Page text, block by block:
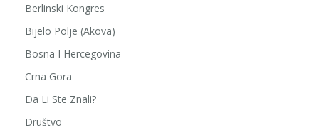
Berlinski Kongres
Bijelo Polje (Akova)
Bosna I Hercegovina
Crna Gora
Da Li Ste Znali?
Društvo